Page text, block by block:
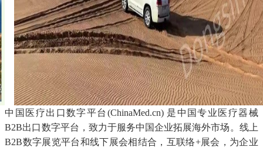
中国医疗出口数字平台(ChinaMed.cn) 是中国专业医疗器械
B2B出口数字平台，致力于服务中国企业拓展海外市场。线上
B2B数字展览平台和线下展会相结合，互联络+展会，为企业